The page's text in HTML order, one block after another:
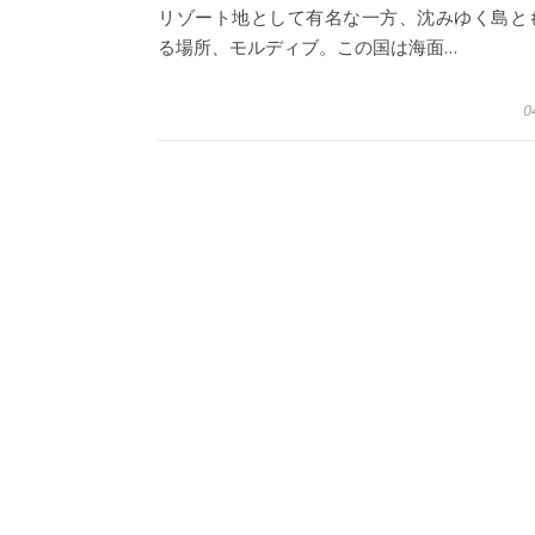
リゾート地として有名な一方、沈みゆく島と
る場所、モルディブ。この国は海面…